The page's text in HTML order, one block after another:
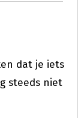
dat je iets
steeds niet